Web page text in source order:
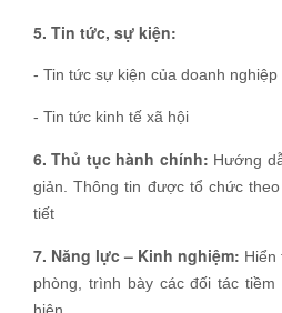
5. Tin tức, sự kiện:
- Tin tức sự kiện của doanh nghiệp
- Tin tức kinh tế xã hội
6. Thủ tục hành chính: Hướng
giản. Thông tin được tổ chức
tiết
7. Năng lực – Kinh nghiệm: Hiển
phòng, trình bày các đối tác